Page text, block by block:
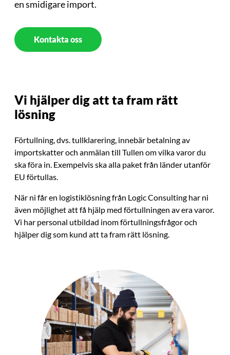
en smidigare import.
Kontakta oss
Vi hjälper dig att ta fram rätt
lösning
Förtullning, dvs. tullklarering, innebär betalning av
importskatter och anmälan till Tullen om vilka varor du
ska föra in. Exempelvis ska alla paket från länder utanför
EU förtullas.
När ni får en logistiklösning från Logic Consulting har ni
även möjlighet att få hjälp med förtullningen av era varor.
Vi har personal utbildad inom förtullningsfrågor och
hjälper dig som kund att ta fram rätt lösning.